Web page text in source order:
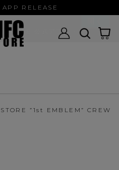
APP RELEASE
”1st EMBLEM” CREW
公式アプリ -